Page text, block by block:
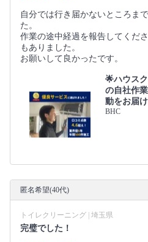
自分では行き届かないところま
た。
作業の途中経過を報告してくだ
もありました。
お願いして良かったです。
🌟ハウス
の自社作
動をお届
BHC
匿名希望(40代)
トイレクリーニング | 埼玉県
完璧でした！